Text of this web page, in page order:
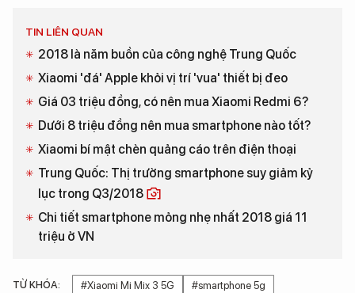
TIN LIÊN QUAN
2018 là năm buồn của công nghệ Trung Quốc
Xiaomi 'đá' Apple khỏi vị trí 'vua' thiết bị đeo
Giá 03 triệu đồng, có nên mua Xiaomi Redmi 6?
Dưới 8 triệu đồng nên mua smartphone nào tốt?
Xiaomi bí mật chèn quảng cáo trên điện thoại
Trung Quốc: Thị trường smartphone suy giảm kỷ
lục trong Q3/2018
Chi tiết smartphone mỏng nhẹ nhất 2018 giá 11
triệu ở VN
TỪ KHÓA: #Xiaomi Mi Mix 3 5G
#smartphone 5g